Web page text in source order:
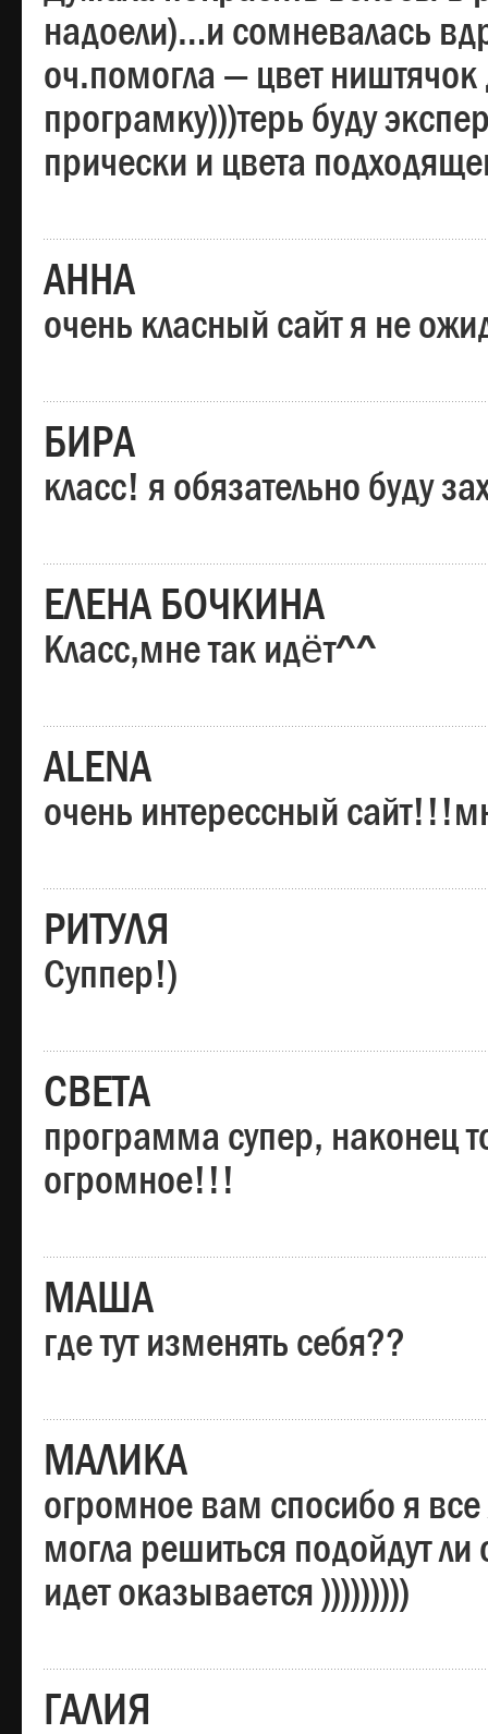
надоели)…и сомневалась
оч.помогла — цвет
програмку)))терь буду
прически и цвета
АННА
очень класный сайт я не
БИРА
класс! я обязательно буду
ЕЛЕНА БОЧКИНА
Класс,мне так идёт^^
ALENA
очень интерессный
РИТУЛЯ
Суппер!)
СВЕТА
программа супер, наконец
огромное!!!
МАША
где тут изменять себя??
МАЛИКА
огромное вам спосибо я
могла решиться подойдут ли
идет оказывается )))))))))
ГАЛИЯ